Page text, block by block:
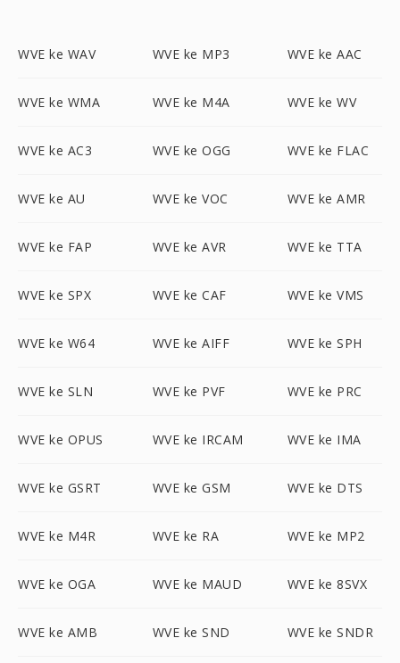
WVE ke WAV WVE ke MP3 WVE ke AAC
WVE ke WMA WVE ke M4A WVE ke WV
WVE ke AC3 WVE ke OGG WVE ke FLAC
WVE ke AU WVE ke VOC WVE ke AMR
WVE ke FAP WVE ke AVR WVE ke TTA
WVE ke SPX WVE ke CAF WVE ke VMS
WVE ke W64 WVE ke AIFF WVE ke SPH
WVE ke SLN WVE ke PVF WVE ke PRC
WVE ke OPUS WVE ke IRCAM WVE ke IMA
WVE ke GSRT WVE ke GSM WVE ke DTS
WVE ke M4R WVE ke RA WVE ke MP2
WVE ke OGA WVE ke MAUD WVE ke 8SVX
WVE ke AMB WVE ke SND WVE ke SNDR